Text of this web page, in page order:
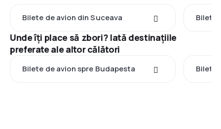
Bilete de avion din Suceava Bilete
Unde îți place să zbori? Iată destinațiile
preferate ale altor călători
Bilete de avion spre Budapesta Bilete